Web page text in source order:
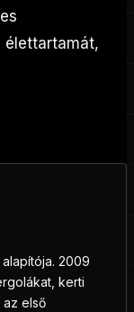
élettartamát,
2009
kerti
első